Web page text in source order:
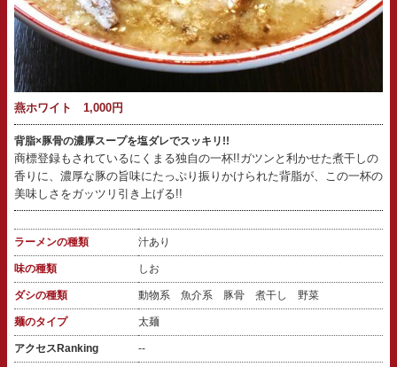
燕ホワイト 1,000円
背脂×豚骨の濃厚スープを塩ダレでスッキリ!!
商標登録もされているにくまる独自の一杯!!ガツンと利かせた煮干しの
香りに、濃厚な豚の旨味にたっぷり振りかけられた背脂が、この一杯の
美味しさをガッツリ引き上げる!!
ラーメンの種類 汁あり
味の種類 しお
ダシの種類 動物系 魚介系 豚骨 煮干し 野菜
麺のタイプ 太麺
アクセスRanking --